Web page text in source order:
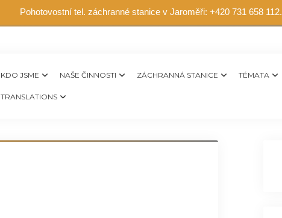
Pohotovostní tel. záchranné stanice v Jaroměři: +420 731 658 112.
KDO JSME NAŠE ČINNOSTI ZÁCHRANNÁ STANICE TÉMATA
TRANSLATIONS